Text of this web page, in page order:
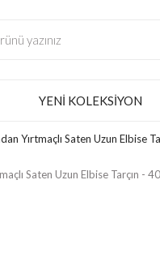
YENI KOLEKSIYON
Yırtmaçlı Saten Uzun Elbise